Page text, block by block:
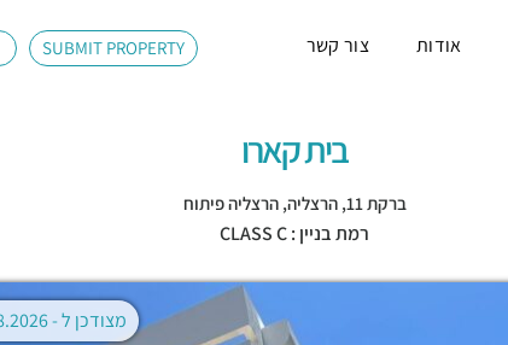
SUBMIT PROPERTY אודות צור קשר
בית קארו
ברקת 11, הרצליה,הרצליה פיתוח
רמת בניין : CLASS C
מצודכן ל -